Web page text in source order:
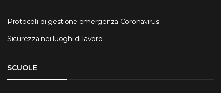
Protocolli di gestione emergenza Coronavirus
Sicurezza nei luoghi di lavoro
SCUOLE